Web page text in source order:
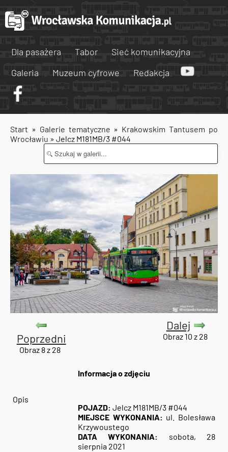
Dla pasażera Tabor
Sieć komunikacyjna
Galeria
Muzeum cyfrowe Redakcja
Start » Galerie tematyczne » Krakowskim Tantusem po
Wrocławiu » Jelcz M181MB/3 #044
Poprzedni
Obraz 8 z 28
Dalej
Obraz 10 z 28
Informacja o zdjęciu
Opis
POJAZD: Jelcz M181MB/3 #044
MIEJSCE WYKONANIA: ul. Bolesława
Krzywoustego
DATA WYKONANIA:
sobota, 28
sierpnia 2021